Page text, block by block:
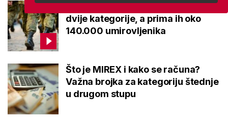
Mirovine branitelja: Dijele se u
dvije kategorije, a prima ih oko
140.000 umirovljenika
Što je MIREX i kako se računa?
Važna brojka za kategoriju štednje
u drugom stupu